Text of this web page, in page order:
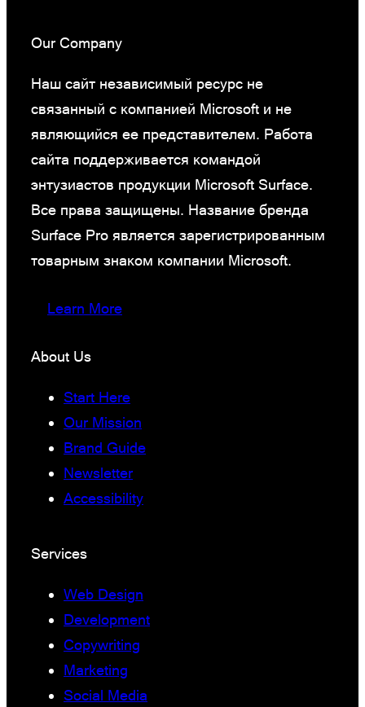
Our Company
Наш сайт независимый ресурс не
связанный с компанией Microsoft и не
являющийся ее представителем. Работа
сайта поддерживается командой
энтузиастов продукции Microsoft Surface.
Все права защищены. Название бренда
Surface Pro является зарегистрированным
товарным знаком компании Microsoft.
Learn More
About Us
Start Here
Our Mission
Brand Guide
Newsletter
Accessibility
Services
Web Design
Development
Copywriting
Marketing
Social Media